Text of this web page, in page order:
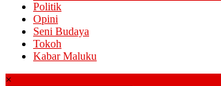
Politik
Opini
Seni Budaya
Tokoh
Kabar Maluku
×